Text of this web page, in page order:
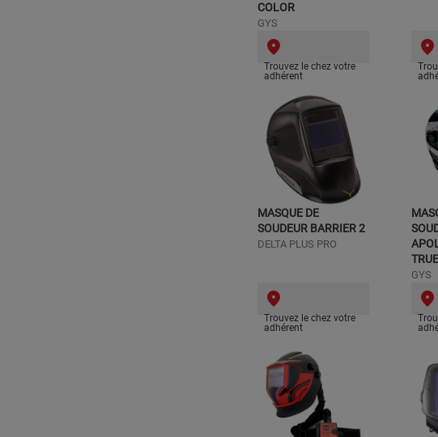
COLOR
GYS
Trouvez le chez votre
adhérent
MASQUE DE
SOUDEUR BARRIER 2
DELTA PLUS PRO
Trouvez le chez votre
adhérent
GYS